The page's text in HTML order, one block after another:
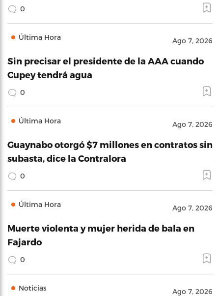
0
Última Hora Ago 7, 2026
Sin precisar el presidente de la AAA cuando
Cupey tendrá agua
0
Última Hora Ago 7, 2026
Guaynabo otorgó $7 millones en contratos sin
subasta, dice la Contralora
0
Última Hora Ago 7, 2026
Muerte violenta y mujer herida de bala en
Fajardo
0
Noticias Ago 7, 2026